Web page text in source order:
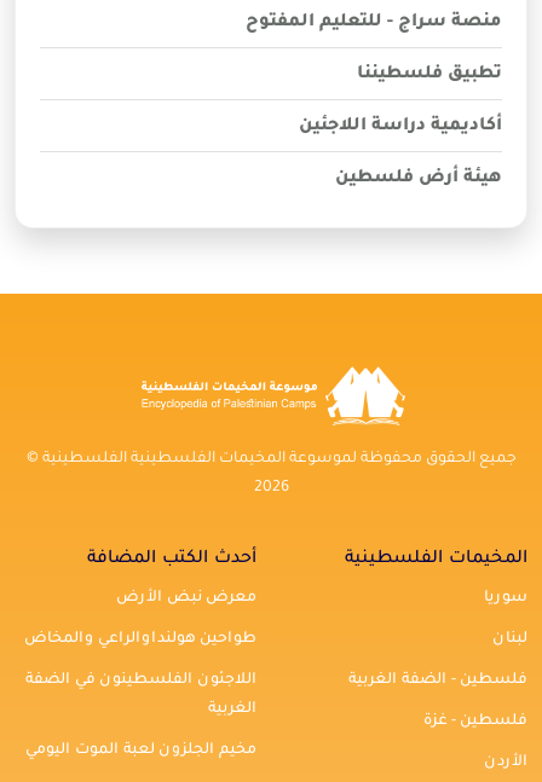
منصة سراج - للتعليم المفتوح
تطبيق فلسطيننا
أكاديمية دراسة اللاجئين
هيئة أرض فلسطين
جميع الحقوق محفوظة لموسوعة المخيمات الفلسطينية الفلسطينية ©
2026
المخيمات الفلسطينية
سوريا
لبنان
فلسطين - الضفة الغربية
فلسطين - غزة
الأردن
أحدث الكتب المضافة
معرض نبض الأرض
طواحين هولنداوالراعي والمخاض
اللاجئون الفلسطينون في الضفة
الغربية
مخيم الجلزون لعبة الموت اليومي